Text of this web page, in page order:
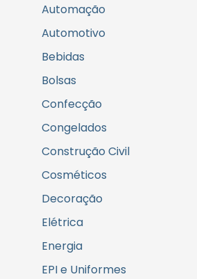
Automação
Automotivo
Bebidas
Bolsas
Confecção
Congelados
Construção Civil
Cosméticos
Decoração
Elétrica
Energia
EPI e Uniformes